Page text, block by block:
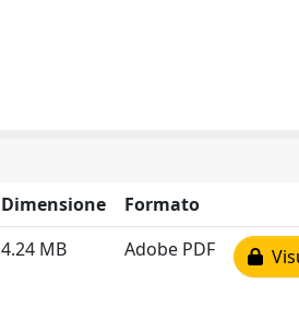
Dimensione
Formato
4.24 MB Adobe PDF